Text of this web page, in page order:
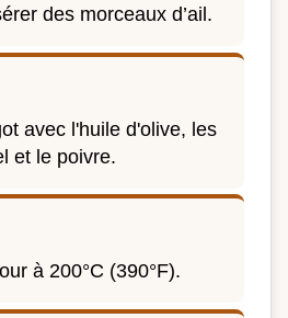
des morceaux d’ail.
avec l'huile d'olive, les
et le poivre.
à 200°C (390°F).